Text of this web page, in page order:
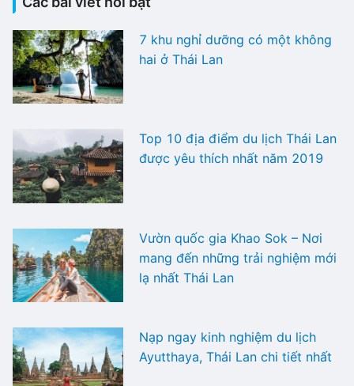
7 khu nghỉ dưỡng có một không
hai ở Thái Lan
Top 10 địa điểm du lịch Thái Lan
được yêu thích nhất năm 2019
Vườn quốc gia Khao Sok – Nơi
mang đến những trải nghiệm mới
lạ nhất Thái Lan
Nạp ngay kinh nghiệm du lịch
Ayutthaya, Thái Lan chi tiết nhất